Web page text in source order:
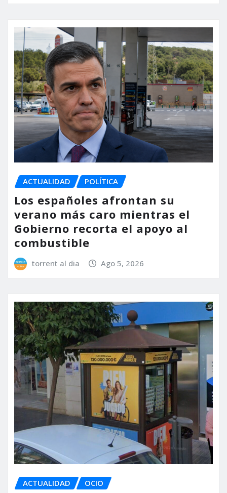
ACTUALIDAD POLÍTICA
Los españoles afrontan su
verano más caro mientras el
Gobierno recorta el apoyo al
combustible
torrent al dia Ago 5, 2026
ACTUALIDAD OCIO